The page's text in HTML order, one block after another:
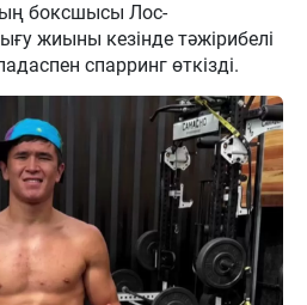
боксшысы Лос-
жиыны кезінде тәжірибелі
спарринг өткізді.